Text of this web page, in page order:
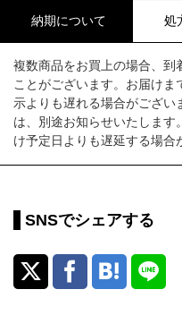
納期について 処
複数商品をお買上の場合、到
ことがございます。お届けま
示よりも遅れる場合がござい
は、別途お知らせいたします
け予定日よりも遅延する場合
SNSでシェアする